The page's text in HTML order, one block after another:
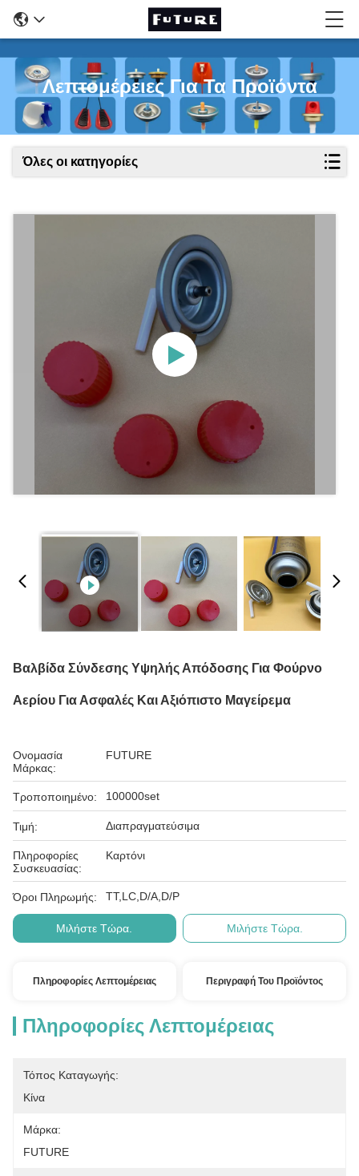
Λεπτομέρειες Για Τα Προϊόντα
Όλες οι κατηγορίες
Βαλβίδα Σύνδεσης Υψηλής Απόδοσης Για Φούρνο
Αερίου Για Ασφαλές Και Αξιόπιστο Μαγείρεμα
Ονομασία
Μάρκας:
FUTURE
Τροποποιημένο: 100000set
Τιμή: Διαπραγματεύσιμα
Πληροφορίες
Συσκευασίας:
Καρτόνι
Όροι Πληρωμής: ΤΤ,LC,D/A,D/P
Μιλήστε Τώρα. Μιλήστε Τώρα.
Πληροφορίες Λεπτομέρειας Περιγραφή Του Προϊόντος
Πληροφορίες Λεπτομέρειας
Τόπος Καταγωγής:
Κίνα
Μάρκα:
FUTURE